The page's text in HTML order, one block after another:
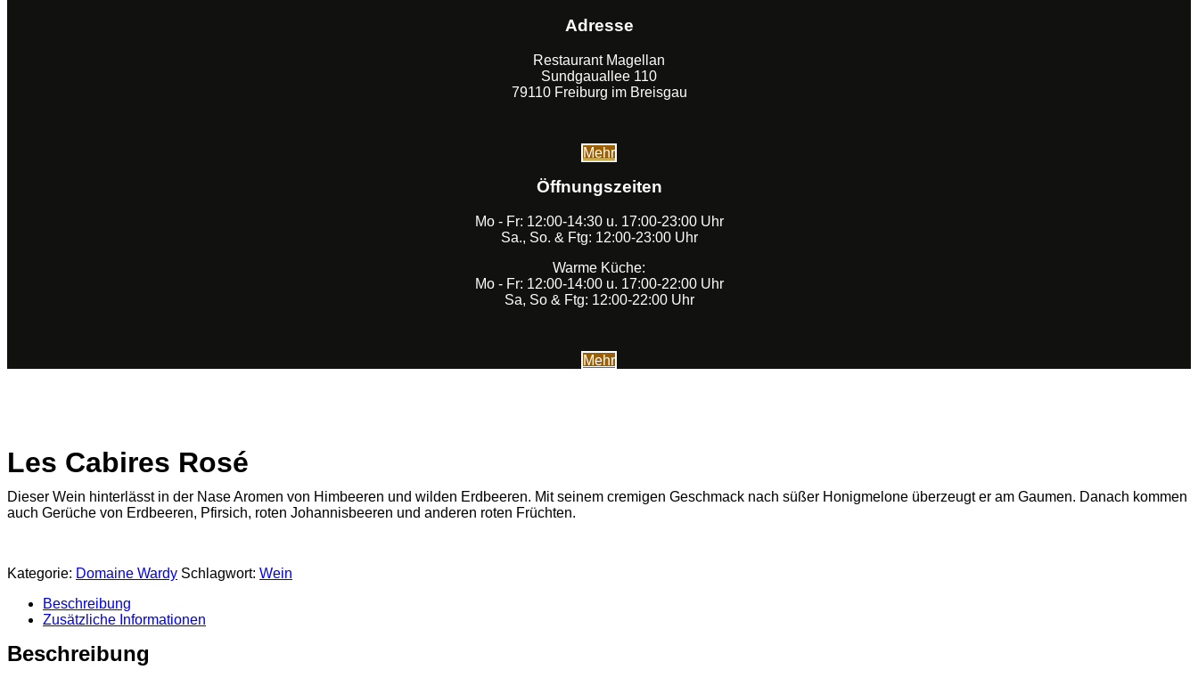
Adresse
Restaurant Magellan
Sundgauallee 110
79110 Freiburg im Breisgau
Mehr
Öffnungszeiten
Mo - Fr: 12:00-14:30 u. 17:00-23:00 Uhr
Sa., So. & Ftg: 12:00-23:00 Uhr
Warme Küche:
Mo - Fr: 12:00-14:00 u. 17:00-22:00 Uhr
Sa, So & Ftg: 12:00-22:00 Uhr
Mehr
Les Cabires Rosé
Dieser Wein hinterlässt in der Nase Aromen von Himbeeren und wilden Erdbeeren. Mit seinem cremigen Geschmack nach süßer Honigmelone überzeugt er am Gaumen. Danach kommen
auch Gerüche von Erdbeeren, Pfirsich, roten Johannisbeeren und anderen roten Früchten.
Kategorie: Domaine Wardy Schlagwort: Wein
Beschreibung
Zusätzliche Informationen
Beschreibung